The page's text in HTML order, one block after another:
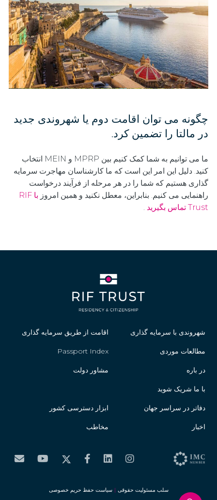
چگونه می توان اقامت دوم یا شهروندی جدید
در مالتا را تضمین کرد.
ما می توانیم به شما کمک کنیم بین MPRP و MEIN انتخاب
کنید. دلیل این امر این است که ما کارشناسان مهاجرت سرمایه
گذاری هستیم که شما را در هر مرحله از فرآیند درخواست
راهنمایی می کنیم. بنابراین، معطل نکنید و همین امروز
با RIF
Trust تماس بگیرید
.
شهروندی با سرمایه گذاری اقامت از طریق سرمایه گذاری
مطالعات موردی Passport Index
در باره مشاور دولت
با ما شریک شوید
دفاتر در سراسر جهان ابزار دسترسی کشور
اخبار مخاطب
سلب مسئولیت حقوقی | سیاست حفظ حریم خصوصی